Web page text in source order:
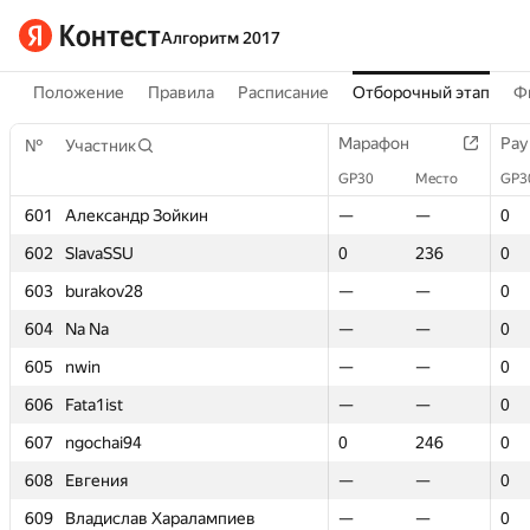
Алгоритм 2017
Положение Правила Расписание Отборочный этап
№ Участник Марафон
GP30 Место
601 Александр Зойкин — —
0
602
SlavaSSU 0 236
0
603
burakov28 — —
0
604
Na Na — —
0
605
nwin — —
0
606
Fata1ist — —
0
607
ngochai94 0 246
0
608
Евгения — —
0
609
Владислав Харалампиев — —
0
№ Участник Марафон
GP30 Место
601 Александр Зойкин — —
0
602
SlavaSSU 0 236
0
603
burakov28 — —
0
604
Na Na — —
0
605
nwin — —
0
606
Fata1ist — —
0
607
ngochai94 0 246
0
608
Евгения — —
0
609
Владислав Харалампиев — —
0